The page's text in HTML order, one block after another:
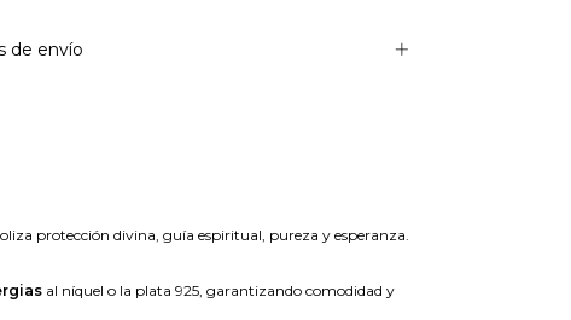
de envío
protección divina, guía espiritual, pureza y esperanza.
al níquel o la plata 925, garantizando comodidad y